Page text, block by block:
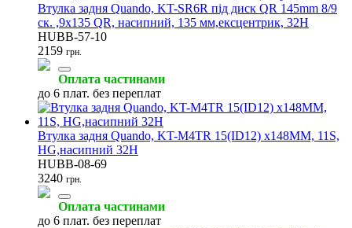
Втулка задня Quando, KT-SR6R під диск QR 145mm 8/9
ск. ,9x135 QR, насипний, 135 мм,ексцентрик, 32H
HUBB-57-10
2159 грн.
Оплата частинами
до 6 плат. без переплат
Втулка задня Quando, KT-M4TR 15(ID12) x148MM, 11S,
HG,насипний 32H
HUBB-08-69
3240 грн.
Оплата частинами
до 6 плат. без переплат